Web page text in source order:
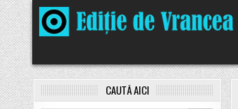
Skip
to
content
CAUTĂ AICI